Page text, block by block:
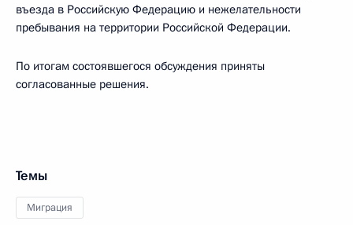
въезда в Российскую Федерацию и нежелательности
пребывания на территории Российской Федерации.
По итогам состоявшегося обсуждения приняты
согласованные решения.
Темы
Миграция